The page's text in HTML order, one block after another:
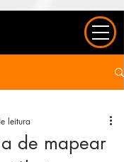
de mapear
leitura